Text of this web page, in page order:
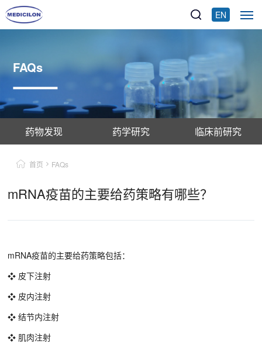
EN
FAQs
药物发现 药学研究 临床前研究
首页 FAQs
mRNA疫苗的主要给药策略有哪些？
mRNA疫苗的主要给药策略包括：
❖ 皮下注射
❖ 皮内注射
❖ 结节内注射
❖ 肌肉注射